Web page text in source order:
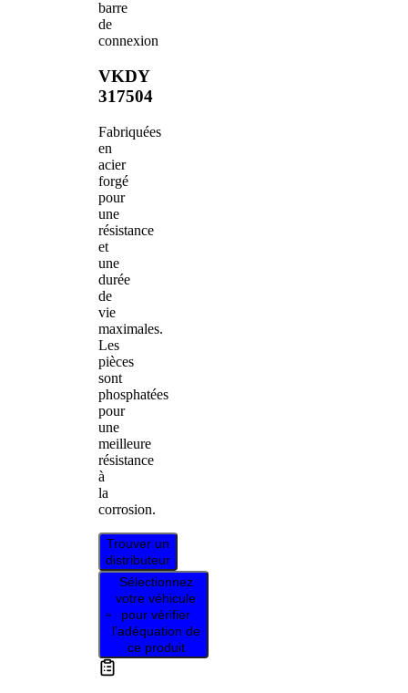
barre
de
connexion
VKDY
317504
Fabriquées
en
acier
forgé
pour
une
résistance
et
une
durée
de
vie
maximales.
Les
pièces
sont
phosphatées
pour
une
meilleure
résistance
à
la
corrosion.
Trouver un
distributeur
Sélectionnez
votre véhicule
pour vérifier
l’adéquation de
ce produit